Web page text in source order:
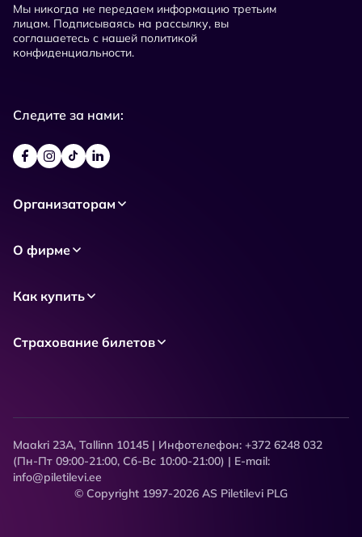
Мы никогда не передаем информацию третьим
лицам. Подписываясь на рассылку, вы
соглашаетесь с нашей политикой
конфиденциальности.
Следите за нами:
Организаторам
О фирме
Как купить
Страхование билетов
Maakri 23A, Tallinn 10145 | Инфотелефон: +372 6248 032
(Пн-Пт 09:00-21:00, Сб-Вс 10:00-21:00) | E-mail:
info@piletilevi.ee
© Copyright 1997-2026 AS Piletilevi PLG